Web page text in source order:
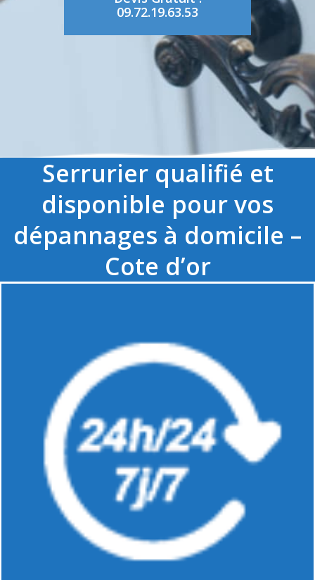
09.72.19.63.53
Serrurier qualifié et
disponible pour vos
dépannages à domicile –
Cote d’or